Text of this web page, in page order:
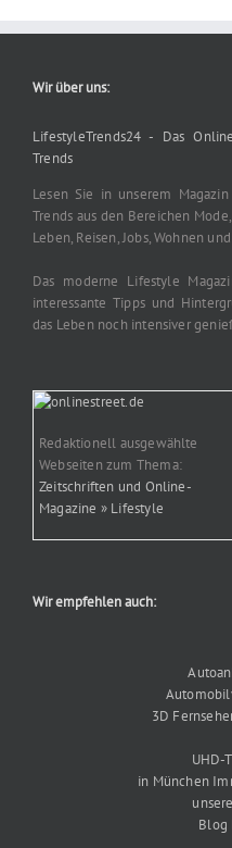
Wir über uns:
LifestyleTrends24 - Das
Trends
Lesen Sie in unserem
Trends aus den Bereichen
Leben, Reisen, Jobs, Wohnen
Das moderne Lifestyle
interessante Tipps und
das Leben noch intensiver
Redaktionell ausgewählte
Webseiten zum Thema:
Zeitschriften und Online-
Magazine » Lifestyle
Wir empfehlen auch:
3D
UHD-
in München
Blog